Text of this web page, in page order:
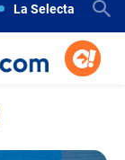
La Selecta